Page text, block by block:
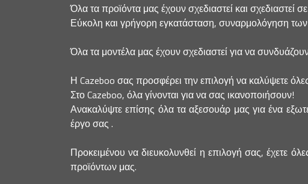
Όλα τα προϊόντα μας έχουν σχεδιαστεί και σχεδιαστεί
Εύκολη και γρήγορη εγκατάσταση, συναρμολόγηση
Όλα τα μοντέλα μας έχουν σχεδιαστεί για να
Η Cazeboo σας προσφέρει την επιλογή να καλύψετε
Στο Cazeboo, όλα γίνονται για να σας ικανοποιήσουν!
Ανακαλύψτε επίσης όλα τα αξεσουάρ μας για ένα
έργο σας .
Προκειμένου να διευκολυνθεί η επιλογή σας, έχετε
προϊόντων μας.